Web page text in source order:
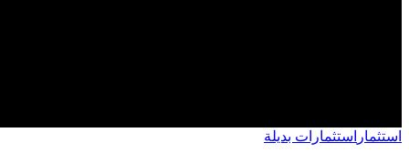
استثمار استثمارات بديلة